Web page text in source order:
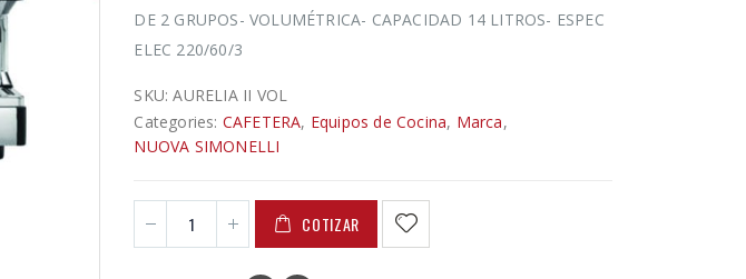
DE 2 GRUPOS- VOLUMÉTRICA- CAPACIDAD 14 LITROS- ESPEC
ELEC 220/60/3
SKU:AURELIA II VOL
Categories: CAFETERA, Equipos de Cocina, Marca,
NUOVA SIMONELLI
COTIZAR